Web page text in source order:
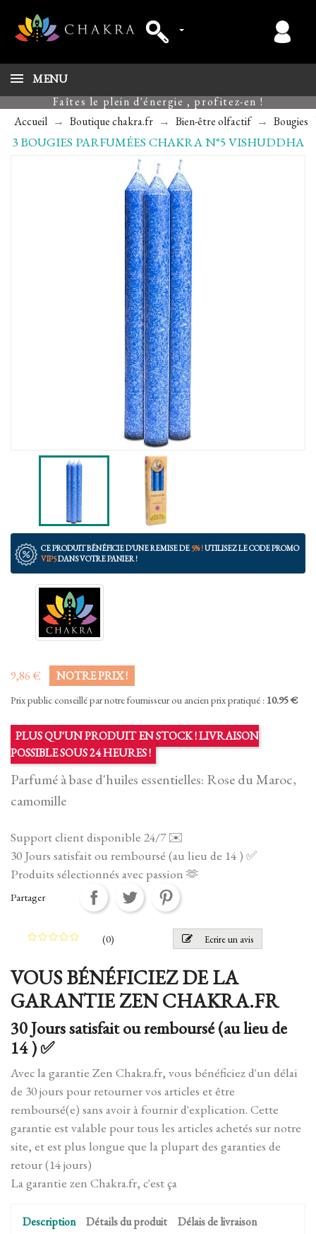
MENU
Faîtes le plein d'énergie , profitez-en !
Accueil
Boutique chakra.fr Bien-être olfactif Bougies
3 BOUGIES PARFUMÉES CHAKRA N°5 VISHUDDHA
CE PRODUIT BÉNÉFICIE D'UNE REMISE DE 5% !UTILISEZ LE CODE PROMO
VIP5DANS VOTRE PANIER !
9,86 € NOTRE PRIX !
Prix public conseillé par notre fournisseur ou ancien prix pratiqué : 10.95 €
PLUS QU'UN PRODUIT EN STOCK ! LIVRAISON
POSSIBLE SOUS 24 HEURES !
Parfumé à base d'huiles essentielles: Rose du Maroc,
camomille
Support client disponible 24/7 ✉️
30 Jours satisfait ou remboursé (au lieu de 14 ) ✅
Produits sélectionnés avec passion 🫶
Partager
(0) Ecrire un avis
VOUS BÉNÉFICIEZ DE LA
GARANTIE ZEN CHAKRA.FR
30 Jours satisfait ou remboursé (au lieu de
14 ) ✅
Avec la garantie Zen Chakra.fr, vous bénéficiez d'un délai
de 30 jours pour retourner vos articles et être
remboursé(e) sans avoir à fournir d'explication. Cette
garantie est valable pour tous les articles achetés sur notre
site, et est plus longue que la plupart des garanties de
retour (14 jours)
La garantie zen Chakra.fr, c'est ça
Description Détails du produit Délais de livraison